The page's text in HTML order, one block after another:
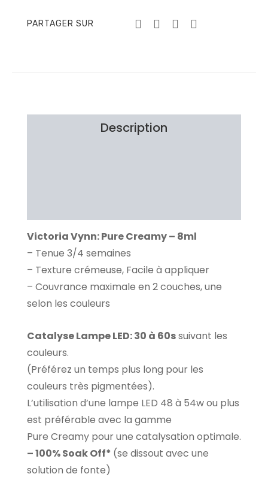
PARTAGER SUR
Description
Victoria Vynn: Pure Creamy – 8ml
– Tenue 3/4 semaines
– Texture crémeuse, Facile à appliquer
– Couvrance maximale en 2 couches, une
selon les couleurs
Catalyse Lampe LED: 30 à 60ssuivant les
couleurs.
(Préférez un temps plus long pour les
couleurs très pigmentées).
L’utilisation d’une lampe LED 48 à 54w ou plus
est préférable avec la gamme
Pure Creamy pour une catalysation optimale.
– 100% Soak Off* (se dissout avec une
solution de fonte)